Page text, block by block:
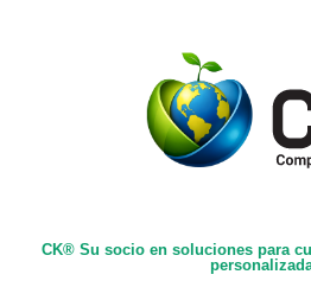
CK® Su socio en soluciones para